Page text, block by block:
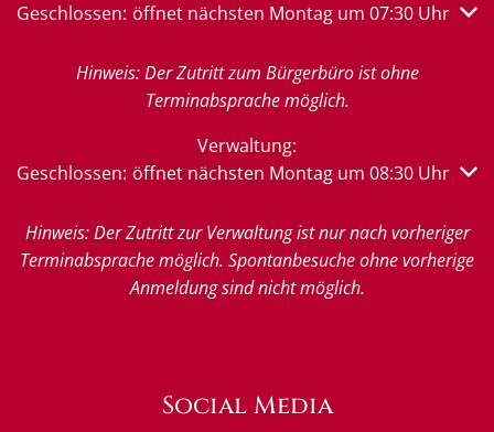
Klicken, um weitere Öffnungs- oder Schließzeiten
Geschlossen: öffnet nächsten Montag um 07:30 Uhr
Hinweis: Der Zutritt zum Bürgerbüro ist ohne
Terminabsprache möglich.
Verwaltung:
Klicken, um weitere Öffnungs- oder Schließzeiten
Geschlossen: öffnet nächsten Montag um 08:30 Uhr
Hinweis: Der Zutritt zur Verwaltung ist nur nach vorheriger
Terminabsprache möglich. Spontanbesuche ohne vorherige
Anmeldung sind nicht möglich.
Social Media